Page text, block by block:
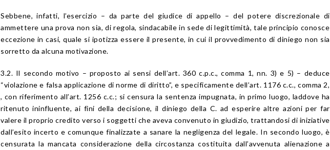
Sebbene, infatti, l’esercizio – da parte del giudice di appello – del potere discrezionale di
ammettere una prova non sia, di regola, sindacabile in sede di legittimità, tale principio conosce
eccezione in casi, quale si ipotizza essere il presente, in cui il provvedimento di diniego non sia
sorretto da alcuna motivazione.
3.2. Il secondo motivo – proposto ai sensi dell’art. 360 c.p.c., comma 1, nn. 3) e 5) – deduce
“violazione e falsa applicazione di norme di diritto”, e specificamente dell’art. 1176 c.c., comma 2,
, con riferimento all’art. 1256 c.c.; si censura la sentenza impugnata, in primo luogo, laddove ha
ritenuto ininfluente, ai fini della decisione, il diniego della C. ad esperire altre azioni per far
valere il proprio credito verso i soggetti che aveva convenuto in giudizio, trattandosi di iniziative
dall’esito incerto e comunque finalizzate a sanare la negligenza del legale. In secondo luogo, è
censurata la mancata considerazione della circostanza costituita dall’avvenuta alienazione a